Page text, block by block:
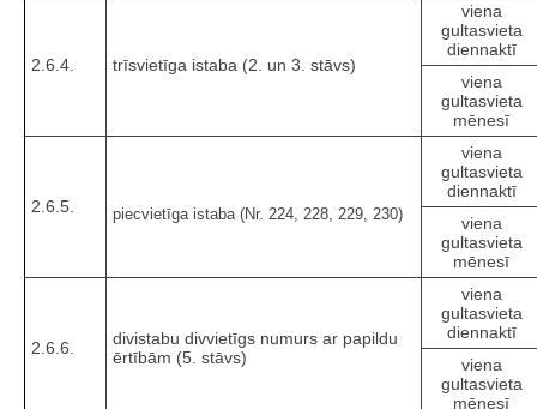
2.6.4. trīsvietīga istaba (2. un 3. stāvs)
viena
gultasvieta
diennaktī
viena
gultasvieta
mēnesī
2.6.5. piecvietīga istaba (Nr. 224, 228, 229, 230)
viena
gultasvieta
diennaktī
viena
gultasvieta
mēnesī
2.6.6.
divistabu divvietīgs numurs ar papildu
ērtībām (5. stāvs)
viena
gultasvieta
diennaktī
viena
gultasvieta
mēnesī